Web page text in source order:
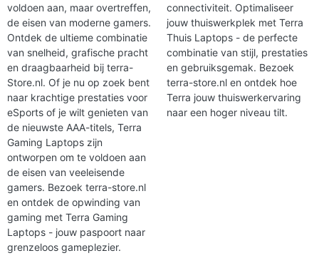
voldoen aan, maar overtreffen,
de eisen van moderne gamers.
Ontdek de ultieme combinatie
van snelheid, grafische pracht
en draagbaarheid bij terra-
Store.nl. Of je nu op zoek bent
naar krachtige prestaties voor
eSports of je wilt genieten van
de nieuwste AAA-titels, Terra
Gaming Laptops zijn
ontworpen om te voldoen aan
de eisen van veeleisende
gamers. Bezoek terra-store.nl
en ontdek de opwinding van
gaming met Terra Gaming
Laptops - jouw paspoort naar
grenzeloos gameplezier.
connectiviteit. Optimaliseer
jouw thuiswerkplek met Terra
Thuis Laptops - de perfecte
combinatie van stijl, prestaties
en gebruiksgemak. Bezoek
terra-store.nl en ontdek hoe
Terra jouw thuiswerkervaring
naar een hoger niveau tilt.